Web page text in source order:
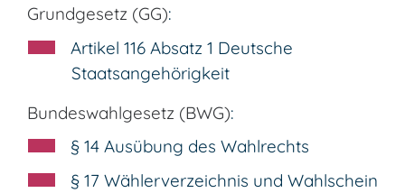
Grundgesetz (GG):
Artikel 116 Absatz 1 Deutsche
Staatsangehörigkeit
Bundeswahlgesetz (BWG):
§ 14 Ausübung des Wahlrechts
§ 17 Wählerverzeichnis und Wahlschein